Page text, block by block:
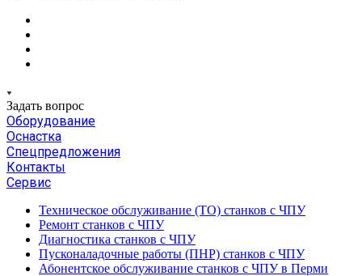
Задать вопрос
Оборудование
Оснастка
Спецпредложения
Контакты
Сервис
Техническое обслуживание (ТО) станков с ЧПУ
Ремонт станков с ЧПУ
Диагностика станков с ЧПУ
Пусконаладочные работы (ПНР) станков с ЧПУ
Абонентское обслуживание станков с ЧПУ в Перми